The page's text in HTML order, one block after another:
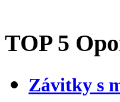
TOP 5
Závitky s